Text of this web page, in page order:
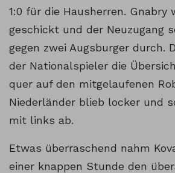
1:0 für die Hausherren. Gnabry
geschickt und der Neuzugang
gegen zwei Augsburger durch.
der Nationalspieler die
quer auf den mitgelaufenen
Niederländer blieb locker und
mit links ab.
Etwas überraschend nahm
einer knappen Stunde den